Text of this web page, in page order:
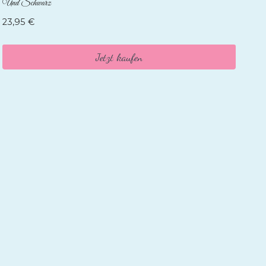
Und Schwarz
23,95€
Jetzt kaufen